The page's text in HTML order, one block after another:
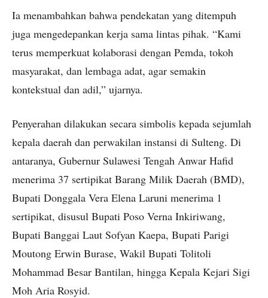
Ia menambahkan bahwa pendekatan yang ditempuh
juga mengedepankan kerja sama lintas pihak. “Kami
terus memperkuat kolaborasi dengan Pemda, tokoh
masyarakat, dan lembaga adat, agar semakin
kontekstual dan adil,” ujarnya.
Penyerahan dilakukan secara simbolis kepada sejumlah
kepala daerah dan perwakilan instansi di Sulteng. Di
antaranya, Gubernur Sulawesi Tengah Anwar Hafid
menerima 37 sertipikat Barang Milik Daerah (BMD),
Bupati Donggala Vera Elena Laruni menerima 1
sertipikat, disusul Bupati Poso Verna Inkiriwang,
Bupati Banggai Laut Sofyan Kaepa, Bupati Parigi
Moutong Erwin Burase, Wakil Bupati Tolitoli
Mohammad Besar Bantilan, hingga Kepala Kejari Sigi
Moh Aria Rosyid.